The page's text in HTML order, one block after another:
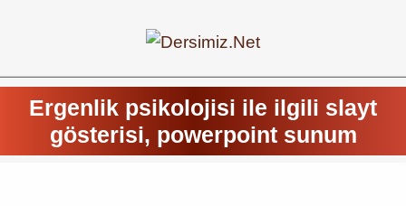
Ergenlik psikolojisi ile ilgili slayt
gösterisi, powerpoint sunum